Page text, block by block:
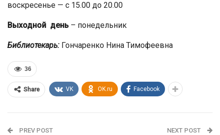
воскресенье — с 15.00 до 20.00
Выходной день – понедельник
Библиотекарь: Гончаренко Нина Тимофеевна
36
Share VK OK.ru Facebook
PREV POST NEXT POST